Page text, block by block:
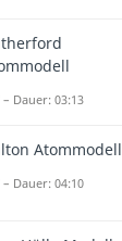
Dauer: 03:13
Atommodell
Dauer: 04:10